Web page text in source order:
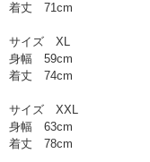
着丈 71cm
サイズ XL
身幅 59cm
着丈 74cm
サイズ XXL
身幅 63cm
着丈 78cm